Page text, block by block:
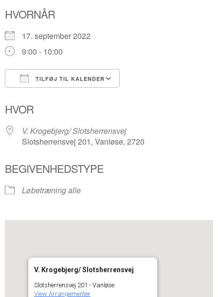
HVORNÅR
17. september 2022
9:00 - 10:00
TILFØJ TIL KALENDER
HVOR
V. Krogebjerg/ Slotsherrensvej
Slotsherrensvej 201, Vanløse, 2720
BEGIVENHEDSTYPE
Løbetræning alle
V. Krogebjerg/ Slotsherrensvej
Slotsherrensvej 201 - Vanløse
View Arrangementer